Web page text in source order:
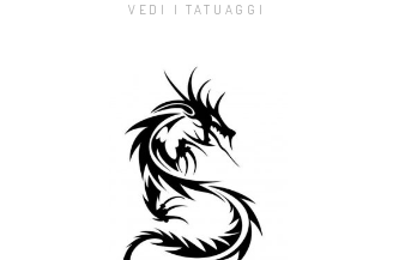
VEDI I TATUAGGI